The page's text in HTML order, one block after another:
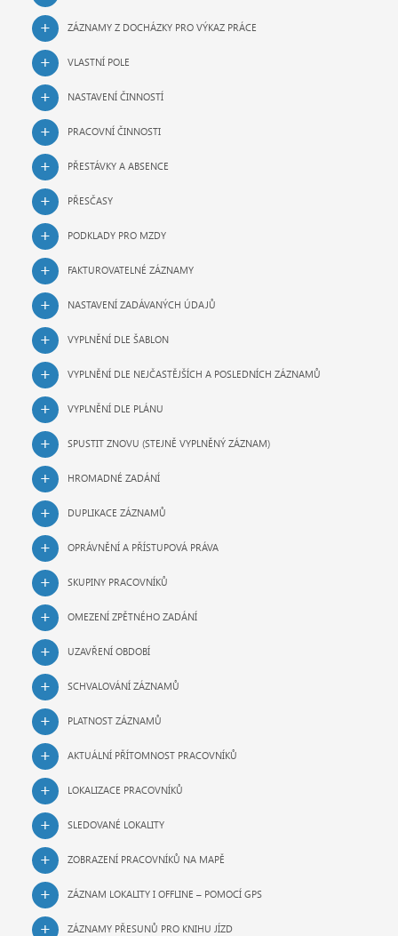
ZÁZNAMY Z DOCHÁZKY PRO VÝKAZ PRÁCE
VLASTNÍ POLE
NASTAVENÍ ČINNOSTÍ
PRACOVNÍ ČINNOSTI
PŘESTÁVKY A ABSENCE
PŘESČASY
PODKLADY PRO MZDY
FAKTUROVATELNÉ ZÁZNAMY
NASTAVENÍ ZADÁVANÝCH ÚDAJŮ
VYPLNĚNÍ DLE ŠABLON
VYPLNĚNÍ DLE NEJČASTĚJŠÍCH A POSLEDNÍCH ZÁZNAMŮ
VYPLNĚNÍ DLE PLÁNU
SPUSTIT ZNOVU (STEJNĚ VYPLNĚNÝ ZÁZNAM)
HROMADNÉ ZADÁNÍ
DUPLIKACE ZÁZNAMŮ
OPRÁVNĚNÍ A PŘÍSTUPOVÁ PRÁVA
SKUPINY PRACOVNÍKŮ
OMEZENÍ ZPĚTNÉHO ZADÁNÍ
UZAVŘENÍ OBDOBÍ
SCHVALOVÁNÍ ZÁZNAMŮ
PLATNOST ZÁZNAMŮ
AKTUÁLNÍ PŘÍTOMNOST PRACOVNÍKŮ
LOKALIZACE PRACOVNÍKŮ
SLEDOVANÉ LOKALITY
ZOBRAZENÍ PRACOVNÍKŮ NA MAPĚ
ZÁZNAM LOKALITY I OFFLINE – POMOCÍ GPS
ZÁZNAMY PŘESUNŮ PRO KNIHU JÍZD